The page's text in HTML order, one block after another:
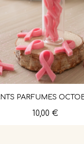
Aperçu rapide
PARFUMÉS
10,00 €